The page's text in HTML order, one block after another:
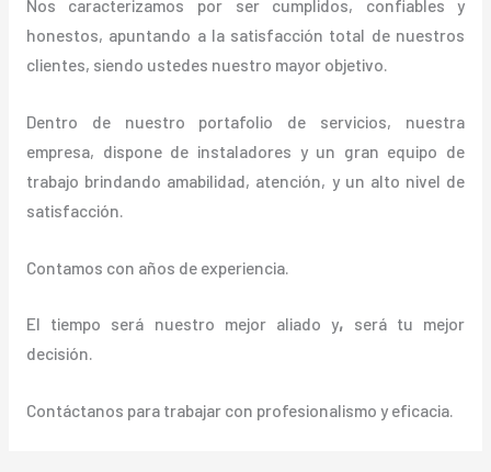
Nos caracterizamos por ser cumplidos, confiables y
honestos, apuntando a la satisfacción total de nuestros
clientes, siendo ustedes nuestro mayor objetivo.
Dentro de nuestro portafolio de servicios, nuestra
empresa, dispone de instaladores y un gran equipo de
trabajo brindando amabilidad, atención, y un alto nivel de
satisfacción.
Contamos con años de experiencia.
El tiempo será nuestro mejor aliado y, será tu mejor
decisión.
Contáctanos para trabajar con profesionalismo y eficacia.